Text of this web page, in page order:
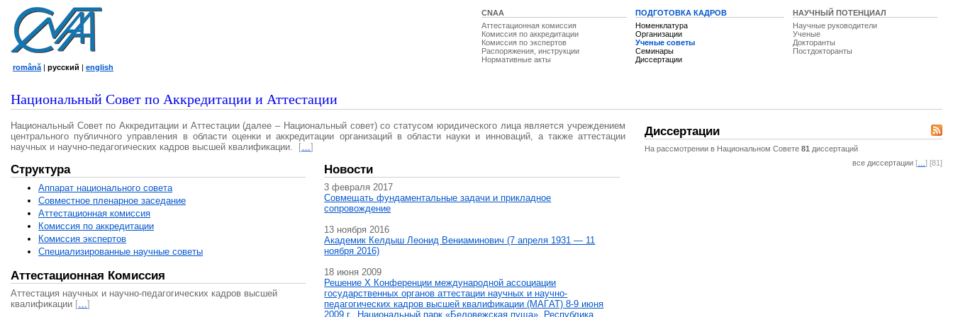
CNAA
Аттестационная комиссия
Комиссия по аккредитации
Комиссия по экспертов
Распоряжения, инструкции
Нормативные акты
ПОДГОТОВКА КАДРОВ
Номенклатура
Организации
Ученые советы
Семинары
Диссертации
НАУЧНЫЙ ПОТЕНЦИАЛ
Научные руководители
Ученые
Докторанты
Постдокторанты
română | русский | english
Национальный Совет по Аккредитации и Аттестации
Национальный Совет по Аккредитации и Аттестации (далее – Национальный совет) со статусом юридического лица является учреждением
центрального публичного управления в области оценки и аккредитации организаций в области науки и инноваций, а также аттестации
научных и научно-педагогических кадров высшей квалификации.
[…]
Структура
Аппарат национального совета
Совместное пленарное заседание
Аттестационная комисcия
Комиссия по аккредитации
Комиссия экспертов
Специализированные научные советы
Аттестационная Комиссия
Аттестация научных и научно-педагогических кадров высшей
квалификации […]
Новости
3 февраля 2017
Совмещать фундаментальные задачи и прикладное
сопровождение
13 ноября 2016
Академик Келдыш Леонид Вениаминович (7 апреля 1931 — 11
ноября 2016)
18 июня 2009
Решение X Конференции международной ассоциации
государственных органов аттестации научных и научно-
педагогических кадров высшей квалификации (МАГAT) 8-9 июня
2009 г., Национальный парк «Беловежская пуща», Республика
Диссертации
На рассмотрении в Национальном Совете 81 диссертаций
все диссертации [ ] [81]